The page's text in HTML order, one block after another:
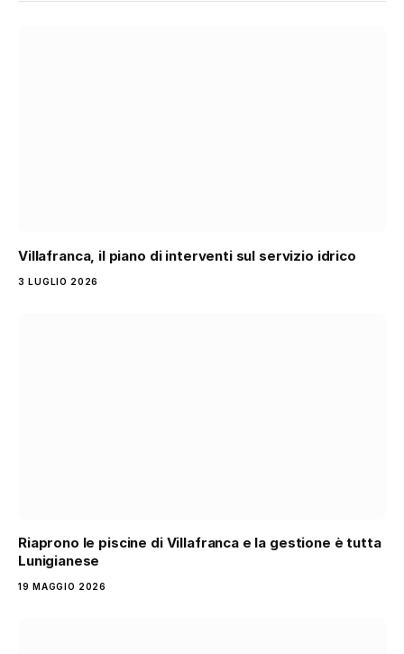
Villafranca, il piano di interventi sul servizio idrico
3 LUGLIO 2026
Riaprono le piscine di Villafranca e la gestione è tutta
Lunigianese
19 MAGGIO 2026